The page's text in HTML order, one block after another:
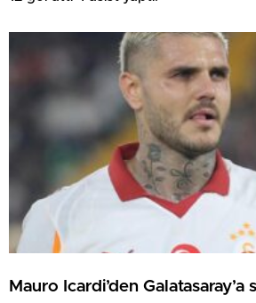
Mauro Icardi’den Galatasaray’a